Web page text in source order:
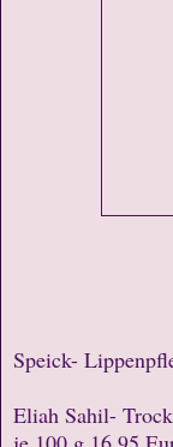
Speick-
Eliah Sahil-